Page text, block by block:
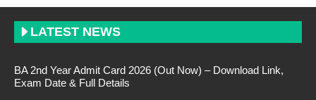
LATEST NEWS
BA 2nd Year Admit Card 2026 (Out Now) – Download Link,
Exam Date & Full Details